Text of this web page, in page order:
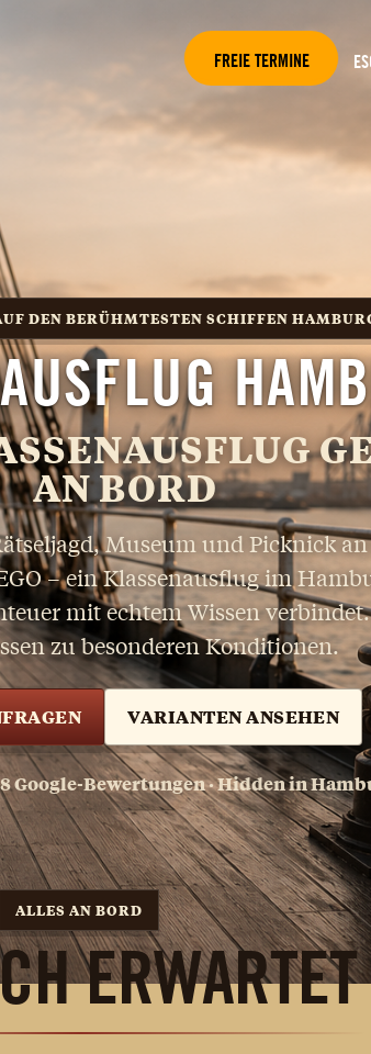
FREIE TERMINE
DEN BERÜHMTESTEN SCHIFFEN
AN BORD
Museum und Picknick
– ein Klassenausflug im
mit echtem Wissen
zu besonderen Konditionen.
VARIANTEN ANSEHEN
Google-Bewertungen · Hidden in
ALLES AN BORD
ERWARTET